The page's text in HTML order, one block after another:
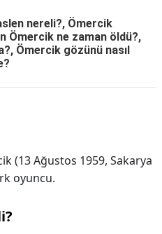
nereli?, Ömercik
Ömercik ne zaman öldü?,
Ömercik gözünü nasıl
(13 Ağustos 1959, Sakarya
oyuncu.